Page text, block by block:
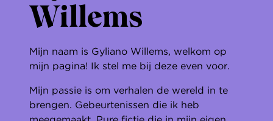
Willems
Mijn naam is Gyliano Willems, welkom op
mijn pagina! Ik stel me bij deze even voor.
Mijn passie is om verhalen de wereld in te
brengen. Gebeurtenissen die ik heb